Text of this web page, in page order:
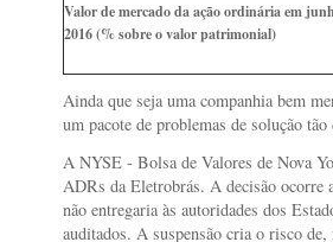
Valor de mercado da ação ordinária em
2016 (% sobre o valor patrimonial)
Ainda que seja uma companhia bem
um pacote de problemas de solução
A NYSE - Bolsa de Valores de Nova
ADRs da Eletrobrás. A decisão ocorre
não entregaria às autoridades dos
auditados. A suspensão cria o risco